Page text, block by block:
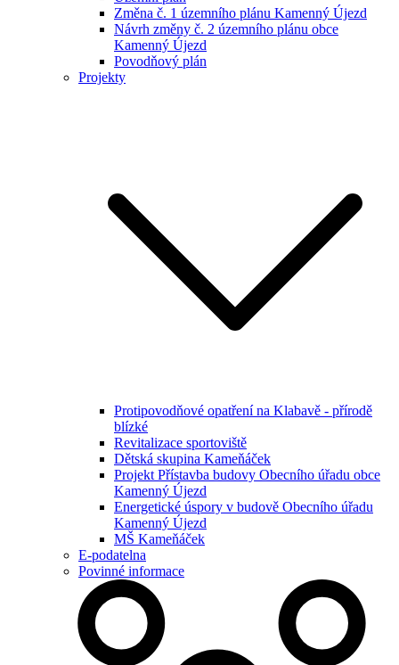
Změna č. 1 územního plánu Kamenný Újezd
Návrh změny č. 2 územního plánu obce
Kamenný Újezd
Povodňový plán
Projekty
Protipovodňové opatření na Klabavě - přírodě
blízké
Revitalizace sportoviště
Dětská skupina Kameňáček
Projekt Přístavba budovy Obecního úřadu obce
Kamenný Újezd
Energetické úspory v budově Obecního úřadu
Kamenný Újezd
MŠ Kameňáček
E-podatelna
Povinné informace